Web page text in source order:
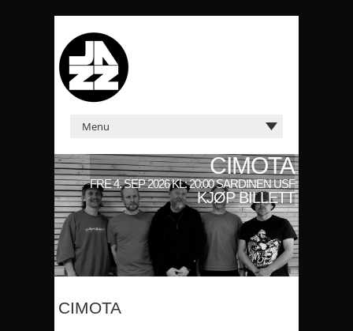
CIMOTA
FRE 4. SEP 2026 KL: 20:00 SARDINEN USF
KJØP BILLETT
CIMOTA